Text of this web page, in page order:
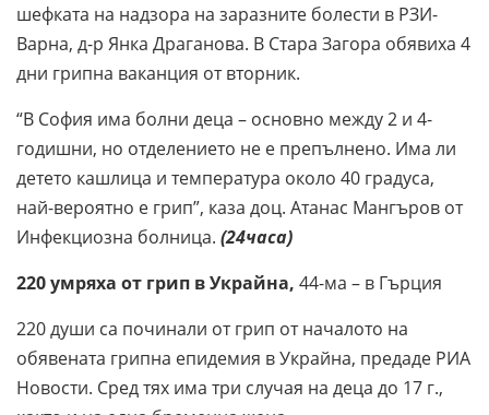
шефката на надзора на заразните болести в РЗИ-
Варна, д-р Янка Драганова. В Стара Загора обявиха 4
дни грипна ваканция от вторник.
“В София има болни деца – основно между 2 и 4-
годишни, но отделението не е препълнено. Има ли
детето кашлица и температура около 40 градуса,
най-вероятно е грип”, каза доц. Атанас Мангъров от
Инфекциозна болница. (24часа)
220 умряха от грип вУкрайна, 44-ма – в Гърция
220 души са починали от грип от началото на
обявената грипна епидемия в Украйна, предаде РИА
Новости. Сред тях има три случая на деца до 17 г.,